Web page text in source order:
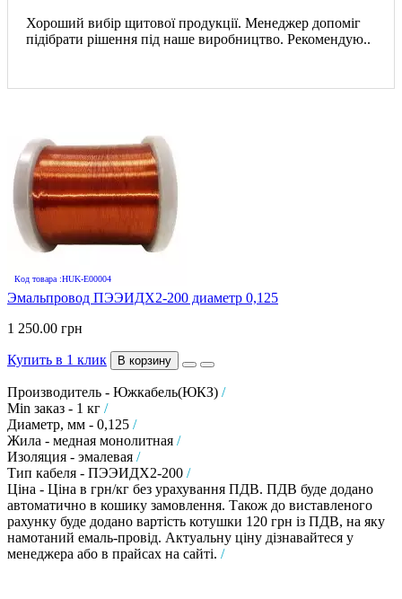
Хороший вибір щитової продукції. Менеджер допоміг
підібрати рішення під наше виробництво. Рекомендую..
Код товара :HUK-E00004
Эмальпровод ПЭЭИДХ2-200 диаметр 0,125
1 250.00 грн
Купить в 1 клик В корзину
Производитель - Южкабель(ЮКЗ) /
Min заказ - 1 кг /
Диаметр, мм - 0,125 /
Жила - медная монолитная /
Изоляция - эмалевая /
Тип кабеля - ПЭЭИДХ2-200 /
Ціна - Ціна в грн/кг без урахування ПДВ. ПДВ буде додано
автоматично в кошику замовлення. Також до виставленого
рахунку буде додано вартість котушки 120 грн із ПДВ, на яку
намотаний емаль-провід. Актуальну ціну дізнавайтеся у
менеджера або в прайсах на сайті. /